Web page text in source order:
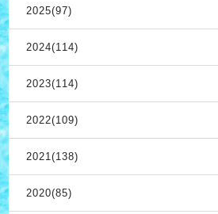
2025(97)
2024(114)
2023(114)
2022(109)
2021(138)
2020(85)